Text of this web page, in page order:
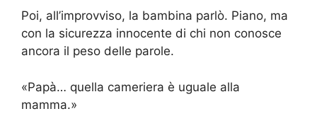
Poi, all’improvviso, la bambina parlò. Piano, ma
con la sicurezza innocente di chi non conosce
ancora il peso delle parole.
«Papà… quella cameriera è uguale alla
mamma.»